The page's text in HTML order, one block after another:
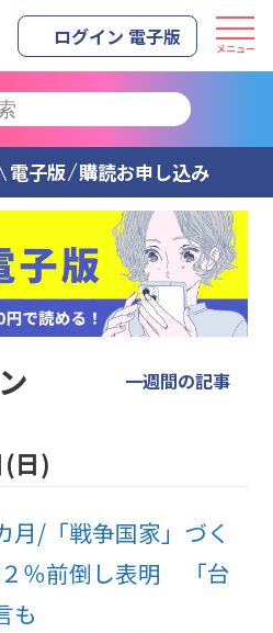
ログイン 電子版 メニュー
電子版 購読お申し込み
一週間の記事
日)
月/「戦争国家」づく
％前倒し表明 「台
も